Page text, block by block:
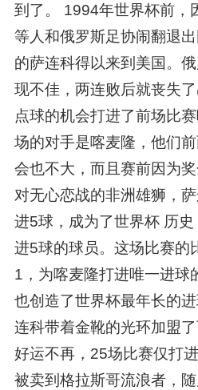
到了。 1994年世界杯前，
等人和俄罗斯足协闹翻退
的萨连科得以来到美国。
现不佳，两连败后就丧失
点球的机会打进了前场比
场的对手是喀麦隆，他们
会也不大，而且赛前因为
对无心恋战的非洲雄狮，
进5球，成为了世界杯 历
进5球的球员。这场比赛的
1，为喀麦隆打进唯一进球
也创造了世界杯最年长的
连科带着金靴的光环加盟
好运不再，25场比赛仅打
被卖到格拉斯哥流浪者，随